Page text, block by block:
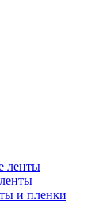
ленты
и пленки